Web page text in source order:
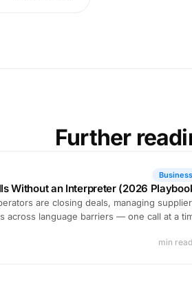
Further
Business
Without an Interpreter (2026
are closing deals, managing
across language barriers — one call at a